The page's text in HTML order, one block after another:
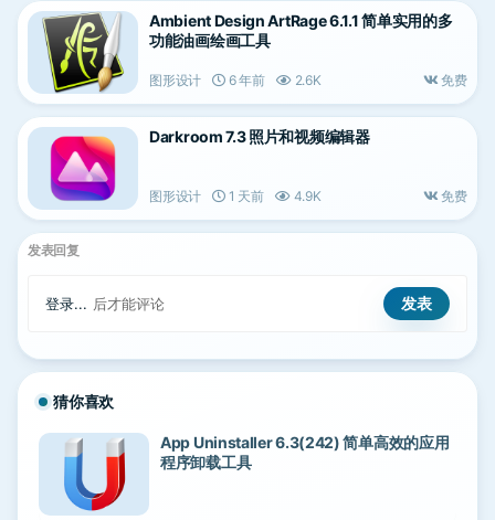
Ambient Design ArtRage 6.1.1 简单实用的多
功能油画绘画工具
图形设计 6 年前 2.6K 免费
Darkroom 7.3 照片和视频编辑器
图形设计 1 天前 4.9K 免费
发表回复
登录... 后才能评论
猜你喜欢
App Uninstaller 6.3(242) 简单高效的应用
程序卸载工具